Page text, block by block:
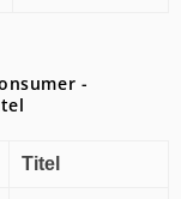
-
Titel